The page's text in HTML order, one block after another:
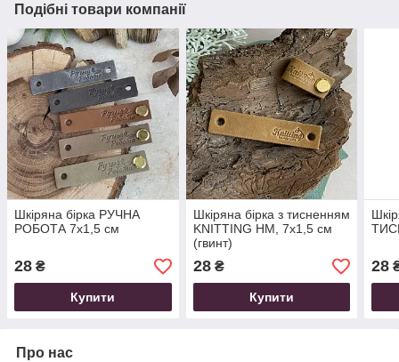
Подібні товари компанії
Шкіряна бірка РУЧНА
РОБОТА 7х1,5 см
28 ₴
Купити
Шкіряна бірка з тисненням
KNITTING HM, 7х1,5 см
(гвинт)
28₴
Купити
28
Про нас